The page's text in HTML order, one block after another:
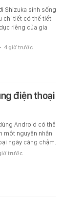
Shizuka sinh sống
chi tiết có thể tiết
riêng của gia
4 giờ trước
điện thoại
Android có thể
một nguyên nhân
ngày càng chậm.
trước